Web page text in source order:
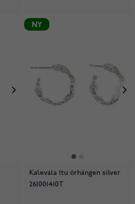
NY
Kalevala Itu örhängen silver
261001410T